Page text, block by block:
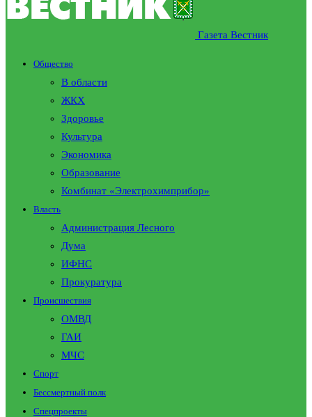
Газета Вестник
Общество
В области
ЖКХ
Здоровье
Культура
Экономика
Образование
Комбинат «Электрохимприбор»
Власть
Администрация Лесного
Дума
ИФНС
Прокуратура
Происшествия
ОМВД
ГАИ
МЧС
Спорт
Бессмертный полк
Спецпроекты